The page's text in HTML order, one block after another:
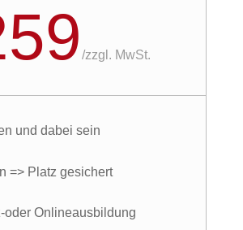
/zzgl. MwSt.
und dabei sein
=> Platz gesichert
oder Onlineausbildung